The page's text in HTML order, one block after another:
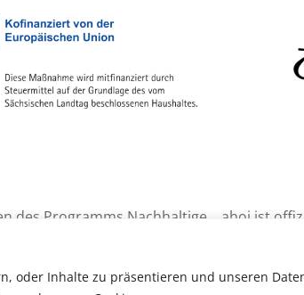
oder Inhalte zu präsentieren und unseren
des Programms Nachhaltige
I (2024 – 2027) unterstützt.
ahoj ist